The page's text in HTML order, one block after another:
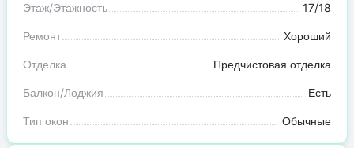
Этаж/Этажность 17/18
Ремонт Хороший
Отделка Предчистовая отделка
Балкон/Лоджия Есть
Тип окон Обычные